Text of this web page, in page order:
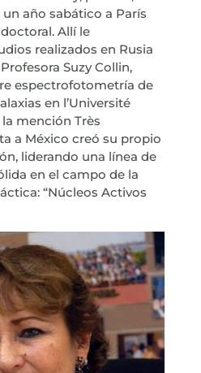
un año sabático a París
Allí le
realizados en Rusia
Suzy Collin,
espectrofotometría de
en l’Université
mención Très
a México creó su propio
liderando una línea de
en el campo de la
“Núcleos Activos